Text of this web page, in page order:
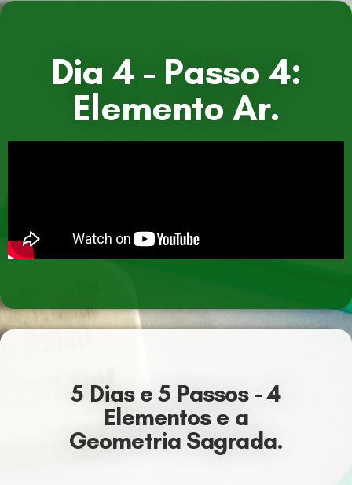
Dia 4 - Passo 4:
Elemento Ar.
5 Dias e 5 Passos - 4
Elementos e a
Geometria Sagrada.